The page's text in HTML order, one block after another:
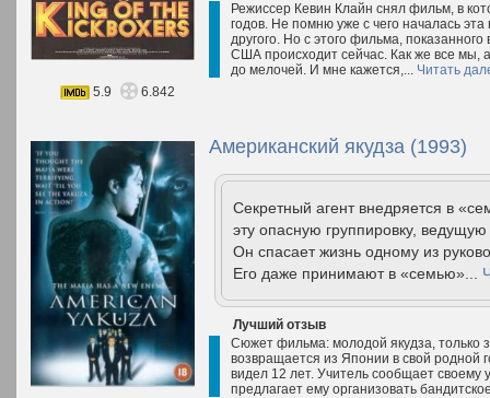
Режиссер Кевин Клайн снял фильм, в
годов. Не помню уже с чего началась
другого. Но с этого фильма,
США происходит сейчас. Как же все мы,
до мелочей. И мне кажется,... Читать
5.9
6.842
Американский якудза (1993)
Секретный агент внедряется в
эту опасную группировку,
Он спасает жизнь одному из
Его даже принимают в «семью»...
Лучший отзыв
Сюжет фильма: молодой якудза, только
возвращается из Японии в свой родной
видел 12 лет. Учитель сообщает своему
предлагает ему организовать